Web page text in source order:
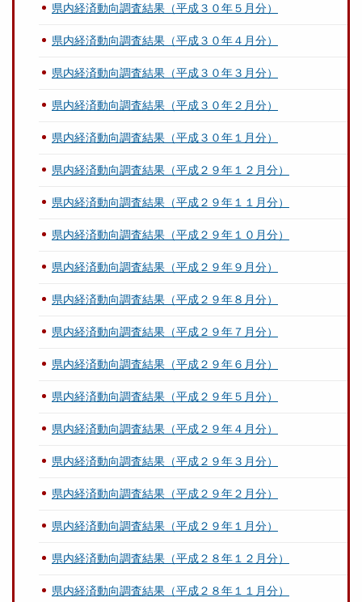
県内経済動向調査結果（平成３０年５月分）
県内経済動向調査結果（平成３０年４月分）
県内経済動向調査結果（平成３０年３月分）
県内経済動向調査結果（平成３０年２月分）
県内経済動向調査結果（平成３０年１月分）
県内経済動向調査結果（平成２９年１２月分）
県内経済動向調査結果（平成２９年１１月分）
県内経済動向調査結果（平成２９年１０月分）
県内経済動向調査結果（平成２９年９月分）
県内経済動向調査結果（平成２９年８月分）
県内経済動向調査結果（平成２９年７月分）
県内経済動向調査結果（平成２９年６月分）
県内経済動向調査結果（平成２９年５月分）
県内経済動向調査結果（平成２９年４月分）
県内経済動向調査結果（平成２９年３月分）
県内経済動向調査結果（平成２９年２月分）
県内経済動向調査結果（平成２９年１月分）
県内経済動向調査結果（平成２８年１２月分）
県内経済動向調査結果（平成２８年１１月分）